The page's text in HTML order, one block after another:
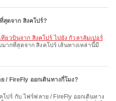
สุดจาก สิงคโปร์?
เที่ยวบินจาก สิงคโปร์ ไปยัง กัวลาลัมเปอร์
ากที่สุดจาก สิงคโปร์ เส้นทางเหล่านี้มี
/ FireFly ออกเดินทางกี่โมง?